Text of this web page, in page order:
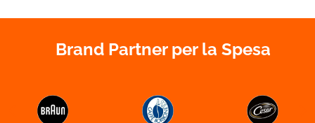
Brand Partner per la Spesa